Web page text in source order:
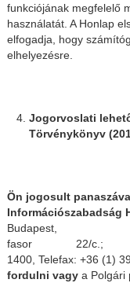
funkciójának megfelelő
használatát. A Honlap
elfogadja, hogy
elhelyezésre.
Jogorvoslati
Törvénykönyv
Ön jogosult
Információszabadság
Budapest,
fasor 22/
1400, Telefax: +36 (1)
fordulni vagy a Polgári